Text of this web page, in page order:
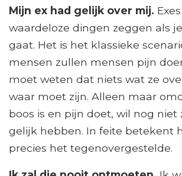
Mijn ex had gelijk over mij.
waardeloze dingen zeggen als
gaat. Het is het klassieke
mensen zullen mensen pijn
moet weten dat niets wat ze
waar moet zijn. Alleen maar
boos is en pijn doet, wil nog niet
gelijk hebben. In feite betekent
precies het tegenovergestelde.